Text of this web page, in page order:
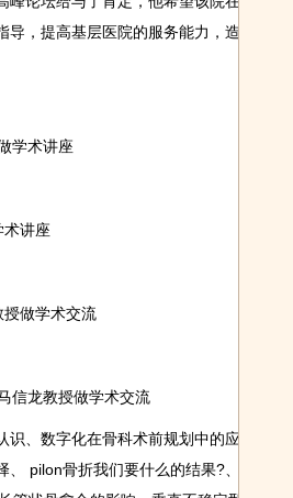
导，提高基层医院的服务能力，造
学术讲座
讲座
做学术交流
信龙教授做学术交流
、数字化在骨科术前规划中的应
pilon骨折我们要什么的结果?、